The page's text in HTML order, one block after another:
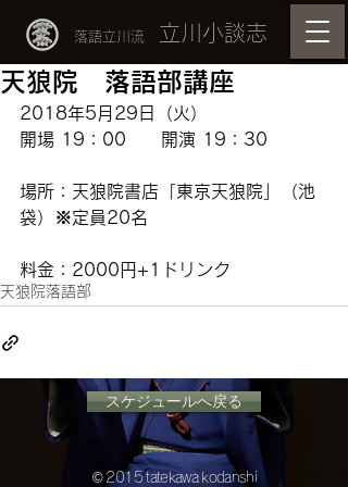
落語立川流 立川小談志
天狼院 落語部講座
2018年5月29日（火）
開場 19：00　　開演 19：30
場所： 天狼院書店 「東京天狼院」（池
袋）※定員20名
料金：2000円+1ドリンク
天狼院落語部
スケジュールへ戻る
© 2015 tatekawa kodanshi